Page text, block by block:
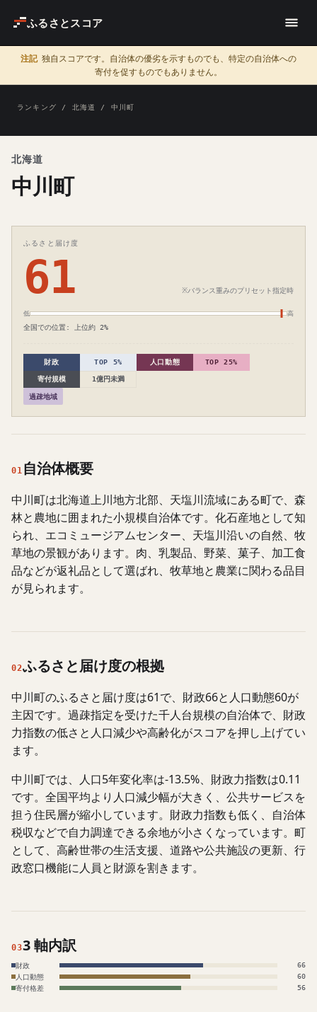
ふるさとスコア
注記 独自スコアです。自治体の優劣を示すものでも、特定の自治体への
寄付を促すものでもありません。
ランキング / 北海道 / 中川町
北海道
中川町
ふるさと届け度
61 ※バランス重みのプリセット指定時
低 高
全国での位置: 上位約 2%
財政 TOP 5% 人口動態 TOP 25%
寄付規模 1億円未満
過疎地域
01 自治体概要
中川町は北海道上川地方北部、天塩川流域にある町で、森
林と農地に囲まれた小規模自治体です。化石産地として知
られ、エコミュージアムセンター、天塩川沿いの自然、牧
草地の景観があります。肉、乳製品、野菜、菓子、加工食
品などが返礼品として選ばれ、牧草地と農業に関わる品目
が見られます。
02ふるさと届け度の根拠
中川町のふるさと届け度は61で、財政66と人口動態60が
主因です。過疎指定を受けた千人台規模の自治体で、財政
力指数の低さと人口減少や高齢化がスコアを押し上げてい
ます。
中川町では、人口5年変化率は-13.5%、財政力指数は0.11
です。全国平均より人口減少幅が大きく、公共サービスを
担う住民層が縮小しています。財政力指数も低く、自治体
税収などで自力調達できる余地が小さくなっています。町
として、高齢世帯の生活支援、道路や公共施設の更新、行
政窓口機能に人員と財源を割きます。
033 軸内訳
財政 66
人口動態 60
寄付格差 56